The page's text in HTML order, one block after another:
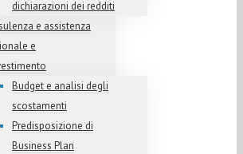
dichiarazioni dei redditi
e assistenza
e
Budget e analisi degli
scostamenti
Predisposizione di
Business Plan